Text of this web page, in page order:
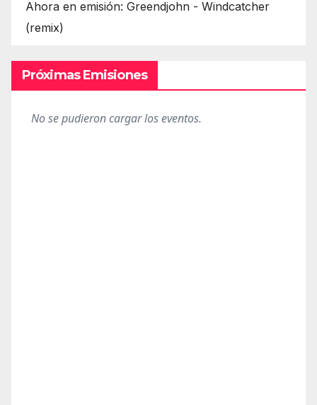
Ahora en emisión: Greendjohn - Windcatcher
(remix)
Próximas Emisiones